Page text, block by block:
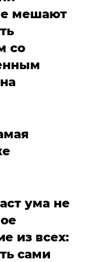
мешают
со
ума не
из всех:
сами